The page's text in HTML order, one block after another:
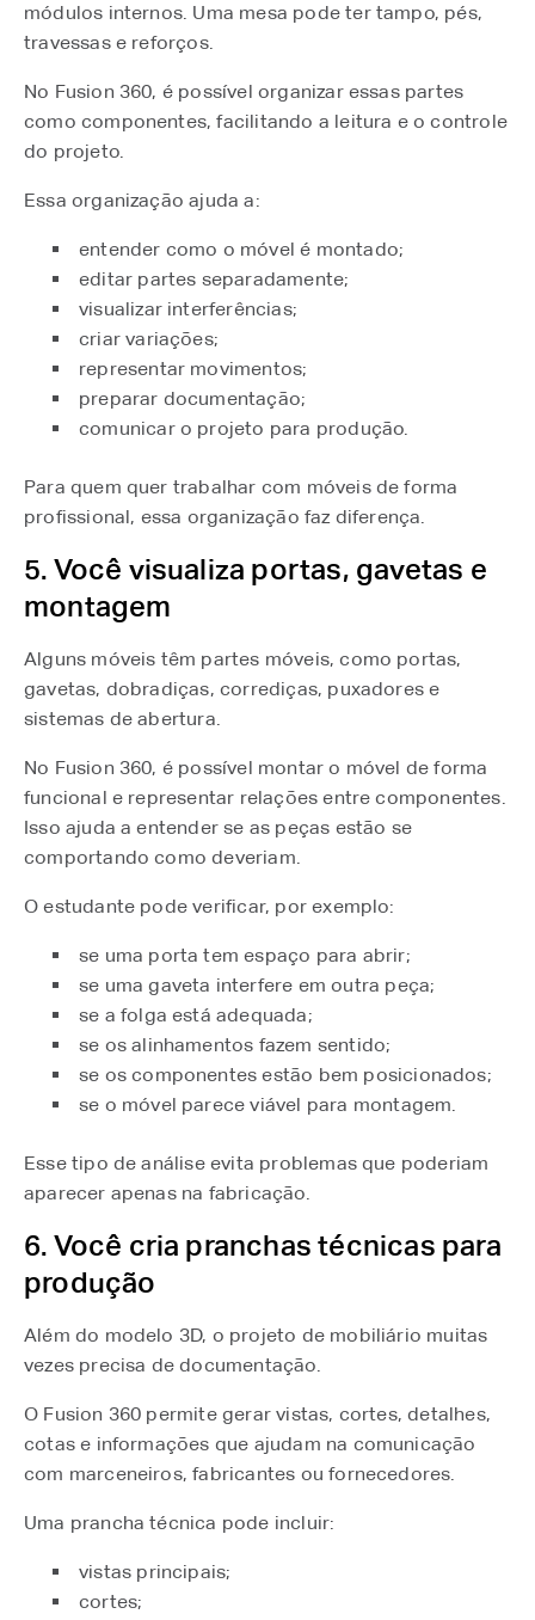
módulos internos. Uma mesa pode ter tampo, pés,
travessas e reforços.
No Fusion 360, é possível organizar essas partes
como componentes, facilitando a leitura e o controle
do projeto.
Essa organização ajuda a:
entender como o móvel é montado;
editar partes separadamente;
visualizar interferências;
criar variações;
representar movimentos;
preparar documentação;
comunicar o projeto para produção.
Para quem quer trabalhar com móveis de forma
profissional, essa organização faz diferença.
5. Você visualiza portas, gavetas e
montagem
Alguns móveis têm partes móveis, como portas,
gavetas, dobradiças, corrediças, puxadores e
sistemas de abertura.
No Fusion 360, é possível montar o móvel de forma
funcional e representar relações entre componentes.
Isso ajuda a entender se as peças estão se
comportando como deveriam.
O estudante pode verificar, por exemplo:
se uma porta tem espaço para abrir;
se uma gaveta interfere em outra peça;
se a folga está adequada;
se os alinhamentos fazem sentido;
se os componentes estão bem posicionados;
se o móvel parece viável para montagem.
Esse tipo de análise evita problemas que poderiam
aparecer apenas na fabricação.
6. Você cria pranchas técnicas para
produção
Além do modelo 3D, o projeto de mobiliário muitas
vezes precisa de documentação.
O Fusion 360 permite gerar vistas, cortes, detalhes,
cotas e informações que ajudam na comunicação
com marceneiros, fabricantes ou fornecedores.
Uma prancha técnica pode incluir:
vistas principais;
cortes;